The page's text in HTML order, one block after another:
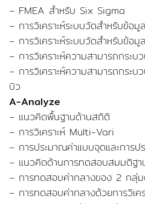
– FMEA สำหรับ Six Sigma
– การวิเคราะห์ระบบวัดสำหรับข้อ
– การวิเคราะห์ระบบวัดสำหรับข้อ
– การวิเคราะห์ความสามารถกระ
– การวิเคราะห์ความสามารถกระ
บิว
A-Analyze
– แนวคิดพื้นฐานด้านสถิติ
– การวิเคราะห์ Multi-Vari
– การประมาณค่าแบบจุดและการ
– แนวคิดด้านการทดสอบสมมติฐ
– การทดสอบค่ากลางของ 2 ก
– การทดสอบค่ากลางด้วยการวิเ